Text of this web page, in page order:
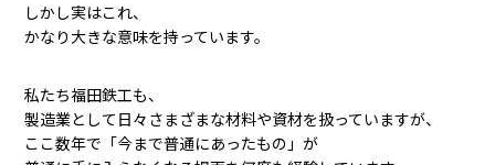
しかし実はこれ、
かなり大きな意味を持っています。
私たち福田鉄工も、
製造業として日々さまざまな材料や資材を扱っていますが、
ここ数年で「今まで普通にあったもの」が